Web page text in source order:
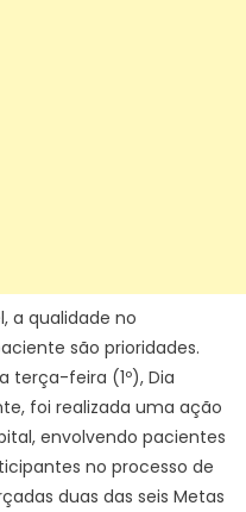
a qualidade no
são prioridades.
terça-feira (1º), Dia
foi realizada uma ação
envolvendo pacientes
no processo de
duas das seis Metas